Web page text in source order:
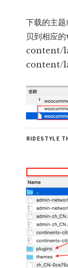
下载的主
贝到相应
content/
content/
RIDESTYLE